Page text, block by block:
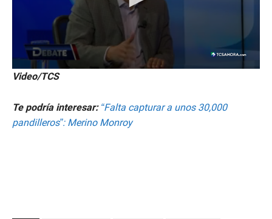
Video/TCS
Te podría interesar: “Falta capturar a unos 30,000
pandilleros”: Merino Monroy